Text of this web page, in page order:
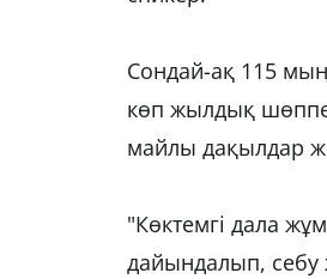
Сондай-ақ 115
көп жылдық
майлы дақылдар
"Көктемгі дала
дайындалып, себу